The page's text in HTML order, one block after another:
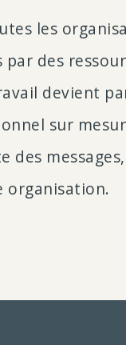
les
par des
devient
sur
des
organisation.